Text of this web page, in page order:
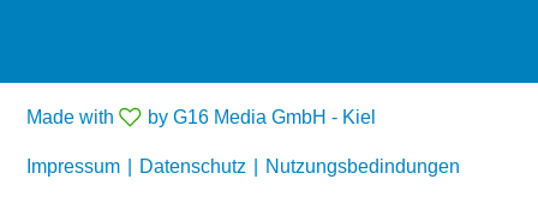
Made with by G16 Media GmbH - Kiel
Impressum Datenschutz Nutzungsbedindungen